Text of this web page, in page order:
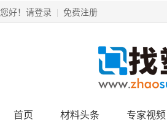
您好！ 请登录 免费注册
首页 材料头条 专家视频